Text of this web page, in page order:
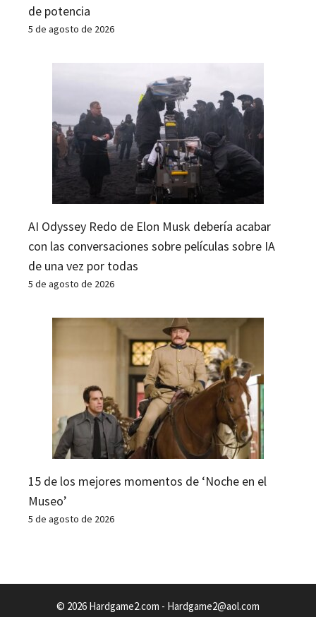
de potencia
5 de agosto de 2026
AI Odyssey Redo de Elon Musk debería acabar
con las conversaciones sobre películas sobre IA
de una vez por todas
5 de agosto de 2026
15 de los mejores momentos de ‘Noche en el
Museo’
5 de agosto de 2026
© 2026 Hardgame2.com - Hardgame2@aol.com